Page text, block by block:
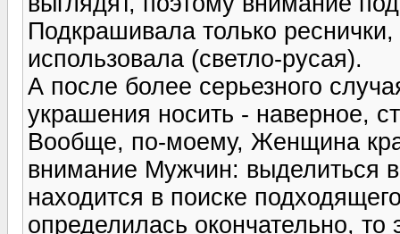
Подкрашивала только
использовала (светло-русая).
А после более серьезного
украшения носить - наверное,
Вообще, по-моему, Женщина
внимание Мужчин: выделиться в
находится в поиске
определилась окончательно, то